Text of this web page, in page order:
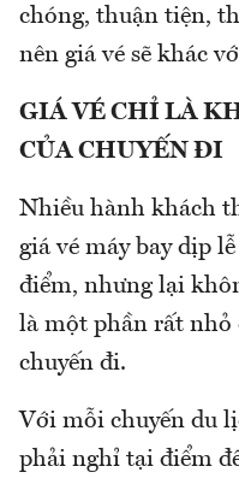
chóng, thuận tiện,
nên giá vé sẽ khác
GIÁ VÉ CHỈ LÀ
CỦA CHUYẾN ĐI
Nhiều hành khách
giá vé máy bay dịp
điểm, nhưng lại
là một phần rất nhỏ
chuyến đi.
Với mỗi chuyến du
phải nghỉ tại điểm